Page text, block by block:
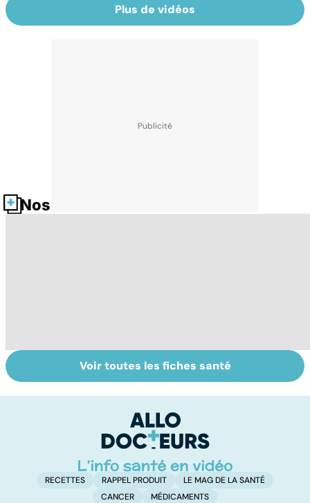
Plus de vidéos
Nos fiches santé
osseuse : des
La sciatique : un
symptôme
Voir toutes les fiches santé
RECETTES RAPPEL PRODUIT
LE MAG DE LA SANTÉ
CANCER
MÉDICAMENTS